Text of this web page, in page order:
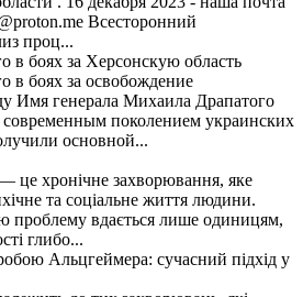
Всесторонний
проц...
в боях за Херсонскую область
в боях за освобождение
Имя генерала Михаила Драпатого
современным поколением украинских
основной...
це хронічне захворювання, яке
та соціальне життя людини.
проблему вдається лише одиницям,
глибо...
Альцгеймера: сучасний підхід у